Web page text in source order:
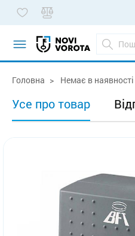
Головна Немає в наявності
Усе про товар